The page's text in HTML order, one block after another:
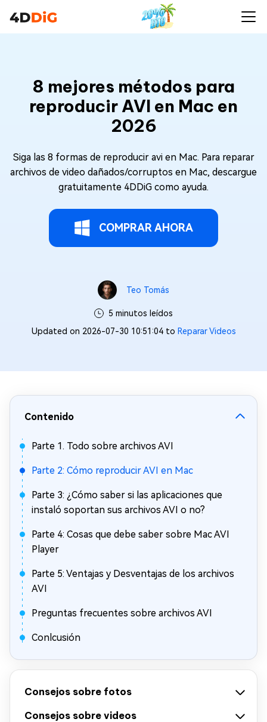
8 mejores métodos para
reproducir AVI en Mac en
2026
Siga las 8 formas de reproducir avi en Mac. Para reparar
archivos de video dañados/corruptos en Mac, descargue
gratuitamente 4DDiG como ayuda.
COMPRAR AHORA
Teo Tomás
5 minutos leídos
Updated on 2026-07-30 10:51:04 to Reparar Videos
Contenido
Parte 1. Todo sobre archivos AVI
Parte 2: Cómo reproducir AVI en Mac
Parte 3: ¿Cómo saber si las aplicaciones que
instaló soportan sus archivos AVI o no?
Parte 4: Cosas que debe saber sobre Mac AVI
Player
Parte 5: Ventajas y Desventajas de los archivos
AVI
Preguntas frecuentes sobre archivos AVI
Conlcusión
Consejos sobre fotos
Consejos sobre videos